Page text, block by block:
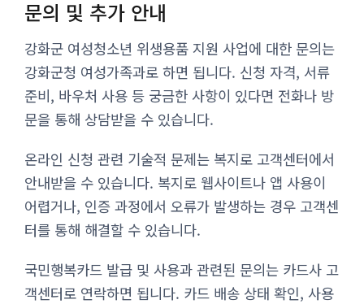
문의 및 추가 안내
강화군 여성청소년 위생용품 지원 사업에 대한 문의는
강화군청 여성가족과로 하면 됩니다. 신청 자격, 서류
준비, 바우처 사용 등 궁금한 사항이 있다면 전화나 방
문을 통해 상담받을 수 있습니다.
온라인 신청 관련 기술적 문제는 복지로 고객센터에서
안내받을 수 있습니다. 복지로 웹사이트나 앱 사용이
어렵거나, 인증 과정에서 오류가 발생하는 경우 고객센
터를 통해 해결할 수 있습니다.
국민행복카드 발급 및 사용과 관련된 문의는 카드사 고
객센터로 연락하면 됩니다. 카드 배송 상태 확인, 사용